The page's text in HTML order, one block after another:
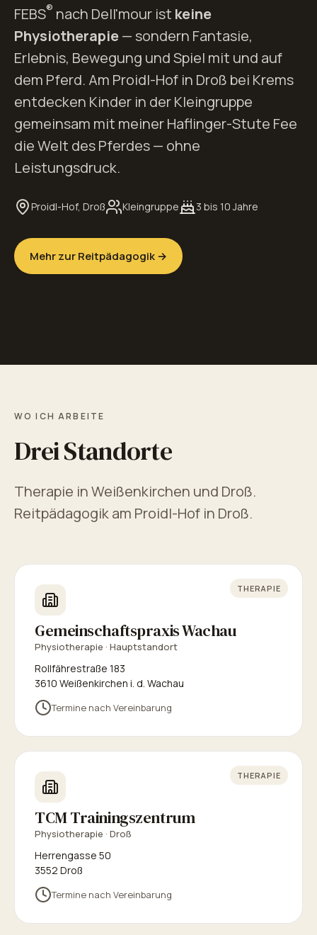
FEBS® nach Dell'mour ist keine
Physiotherapie— sondern Fantasie,
Erlebnis, Bewegung und Spiel mit und auf
dem Pferd. Am Proidl-Hof in Droß bei Krems
entdecken Kinder in der Kleingruppe
gemeinsam mit meiner Haflinger-Stute Fee
die Welt des Pferdes — ohne
Leistungsdruck.
Proidl-Hof, Droß Kleingruppe 3 bis 10 Jahre
Mehr zur Reitpädagogik →
WO ICH ARBEITE
Drei Standorte
Therapie in Weißenkirchen und Droß.
Reitpädagogik am Proidl-Hof in Droß.
THERAPIE
Gemeinschaftspraxis Wachau
Physiotherapie · Hauptstandort
Rollfährestraße 183
3610 Weißenkirchen i. d. Wachau
Termine nach Vereinbarung
THERAPIE
TCM Trainingszentrum
Physiotherapie · Droß
Herrengasse 50
3552 Droß
Termine nach Vereinbarung